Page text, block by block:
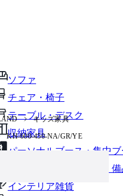
ソファ
チェア・椅子
テーブル・デスク
収納家具
パーソナルブース・集中
オフィスアクセサリー・
インテリア雑貨
カートに追加できます
キッズ家具
KH-600-450-NA/GR/YE